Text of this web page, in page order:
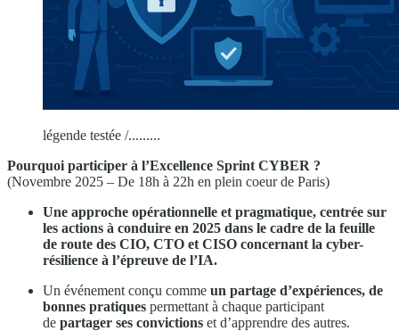
légende testée /.........
Pourquoi participer à l’Excellence Sprint CYBER ?
(Novembre 2025 – De 18h à 22h en plein coeur de Paris)
Une approche opérationnelle et pragmatique, centrée sur
les actions à conduire en 2025 dans le cadre de la feuille
de route des CIO, CTO et CISO concernant la cyber-
résilience à l’épreuve de l’IA.
Un événement conçu comme un partage d’expériences, de
bonnes pratiques permettant à chaque participant
de partager ses convictions et d’apprendre des autres.